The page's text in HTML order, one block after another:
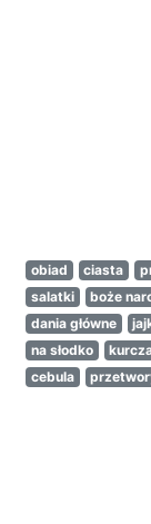
obiad ciasta
salatki
boże
dania główne
na słodko
cebula